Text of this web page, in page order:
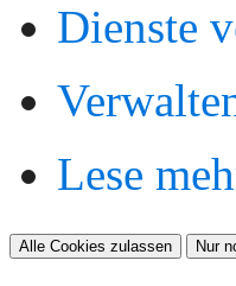
Dienste
Lese
Alle Cookies zulassen Nur